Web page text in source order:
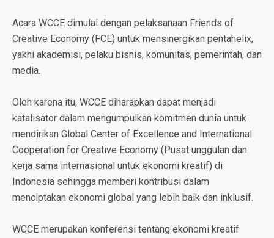
Acara WCCE dimulai dengan pelaksanaan Friends of
Creative Economy (FCE) untuk mensinergikan pentahelix,
yakni akademisi, pelaku bisnis, komunitas, pemerintah, dan
media.
Oleh karena itu, WCCE diharapkan dapat menjadi
katalisator dalam mengumpulkan komitmen dunia untuk
mendirikan Global Center of Excellence and International
Cooperation for Creative Economy (Pusat unggulan dan
kerja sama internasional untuk ekonomi kreatif) di
Indonesia sehingga memberi kontribusi dalam
menciptakan ekonomi global yang lebih baik dan inklusif.
WCCE merupakan konferensi tentang ekonomi kreatif